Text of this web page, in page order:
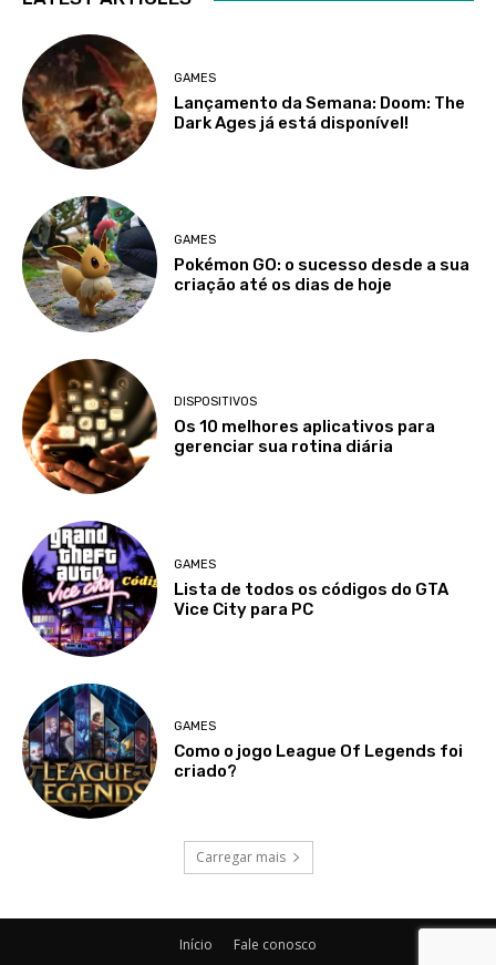
GAMES
Lançamento da Semana: Doom: The
Dark Ages já está disponível!
GAMES
Pokémon GO: o sucesso desde a sua
criação até os dias de hoje
DISPOSITIVOS
Os 10 melhores aplicativos para
gerenciar sua rotina diária
GAMES
Lista de todos os códigos do GTA
Vice City para PC
GAMES
Como o jogo League Of Legends foi
criado?
Carregar mais
Início Fale conosco